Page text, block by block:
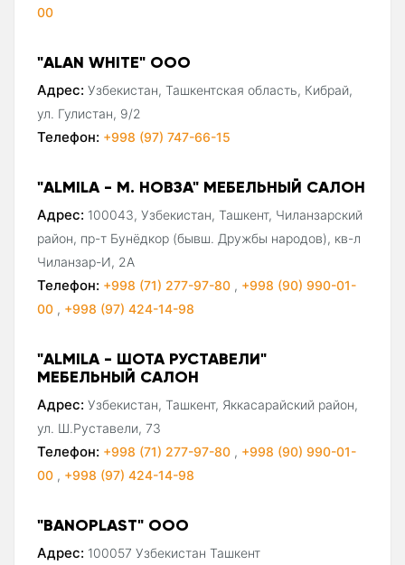
00
"ALAN WHITE" ООО
Адрес: Узбекистан, Ташкентская область, Кибрай,
ул. Гулистан, 9/2
Телефон: +998 (97) 747-66-15
"ALMILA - М. НОВЗА" МЕБЕЛЬНЫЙ САЛОН
Адрес: 100043, Узбекистан, Ташкент, Чиланзарский
район, пр-т Бунёдкор (бывш. Дружбы народов), кв-л
Чиланзар-И, 2А
Телефон: +998 (71) 277-97-80 , +998 (90) 990-01-
00 , +998 (97) 424-14-98
"ALMILA - ШОТА РУСТАВЕЛИ"
МЕБЕЛЬНЫЙ САЛОН
Адрес: Узбекистан, Ташкент, Яккасарайский район,
ул. Ш.Руставели, 73
Телефон: +998 (71) 277-97-80 , +998 (90) 990-01-
00 , +998 (97) 424-14-98
"BANOPLAST" ООО
Адрес: 100057 Узбекистан Ташкент